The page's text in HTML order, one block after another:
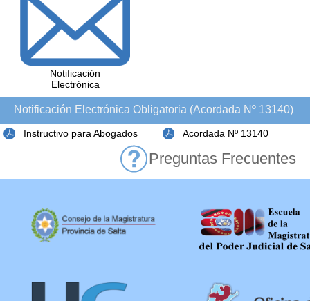
Notificación
Electrónica
Notificación Electrónica Obligatoria (Acordada Nº 13140)
Instructivo para Abogados Acordada Nº 13140
Preguntas Frecuentes